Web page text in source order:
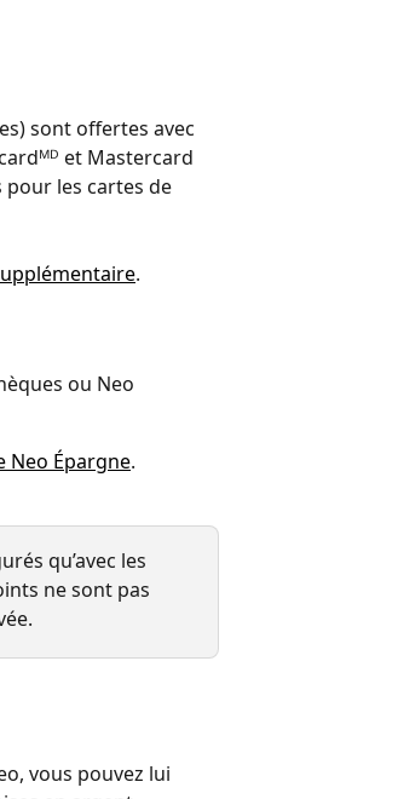
sont offertes avec
et Mastercard
pour les cartes de
.
ou Neo
Neo Épargne.
qu’avec les
ne sont pas
vous pouvez lui